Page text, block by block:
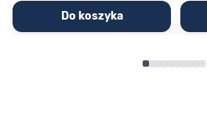
Do koszyka